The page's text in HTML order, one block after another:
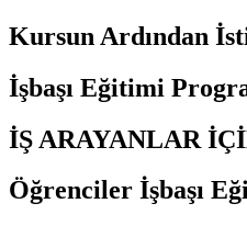
Kursun Ardından
İşbaşı Eğitimi
İŞ ARAYANLAR
Öğrenciler İşbaşı